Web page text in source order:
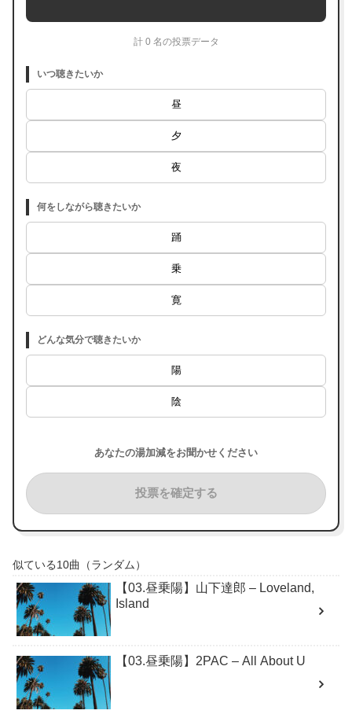
計 0 名の投票データ
いつ聴きたいか
昼
夕
夜
何をしながら聴きたいか
踊
乗
寛
どんな気分で聴きたいか
陽
陰
あなたの湯加減をお聞かせください
投票を確定する
似ている10曲（ランダム）
【03.昼乗陽】山下達郎 – Loveland,
Island
【03.昼乗陽】2PAC – All About U